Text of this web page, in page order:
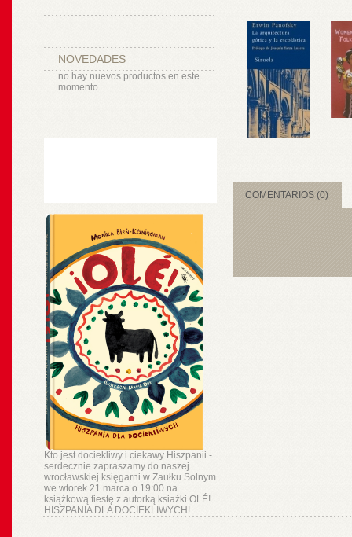
NOVEDADES
no hay nuevos productos en este
momento
Kto jest dociekliwy i ciekawy Hiszpanii -
serdecznie zapraszamy do naszej
wrocławskiej księgarni w Zaułku Solnym
we wtorek 21 marca o 19:00 na
książkową fiestę z autorką ksiażki OLÉ!
HISZPANIA DLA DOCIEKLIWYCH!
COMENTARIOS (0)